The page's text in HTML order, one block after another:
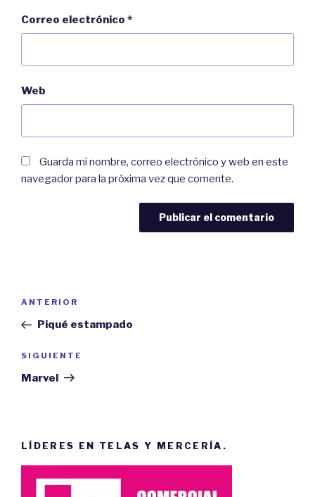
Correo electrónico *
Web
Guarda mi nombre, correo electrónico y web en este
navegador para la próxima vez que comente.
Navegación
entradas
Entrada
anterior:
ANTERIOR
Piqué estampado
Siguiente
entrada
SIGUIENTE
Marvel
LÍDERES EN TELAS Y MERCERÍA.